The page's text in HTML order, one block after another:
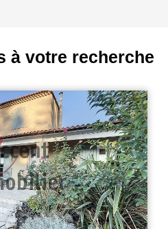
à votre recherche